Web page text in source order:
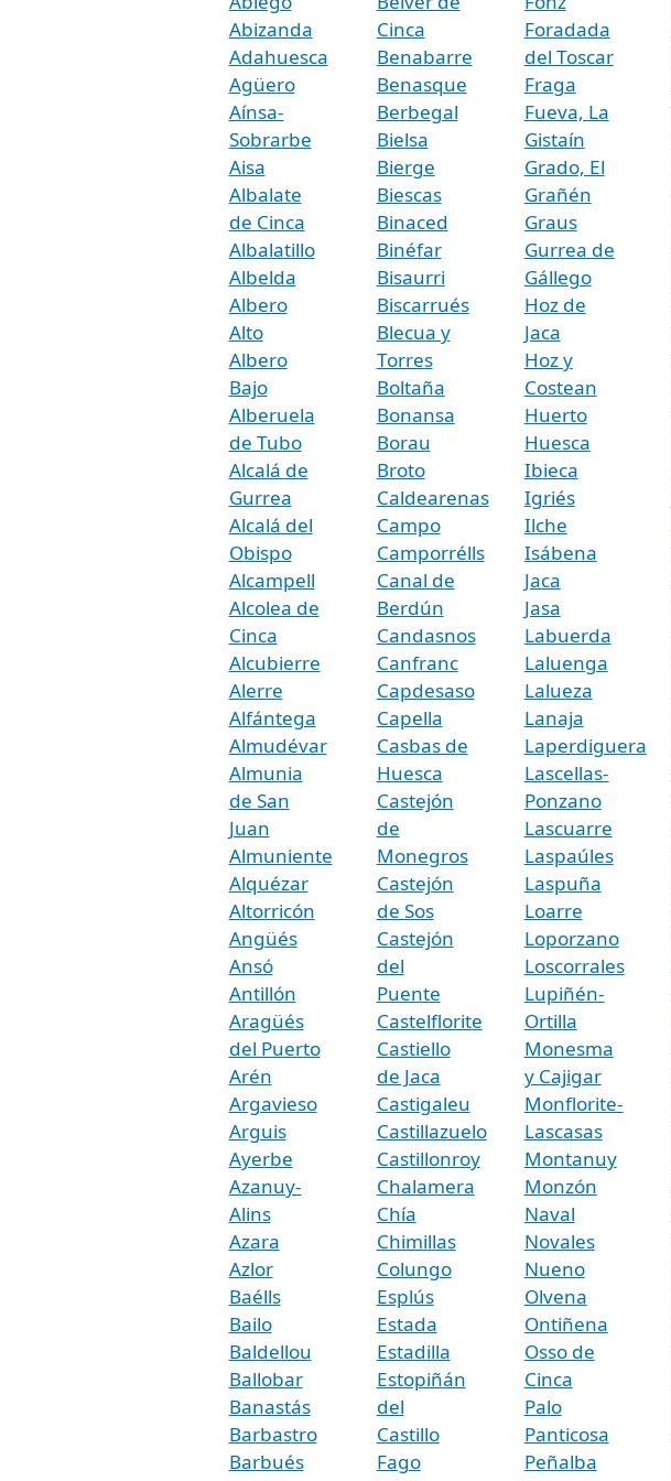
Abizanda
Adahuesca
Agüero
Aínsa-
Sobrarbe
Aisa
Albalate
de Cinca
Albalatillo
Albelda
Albero
Alto
Albero
Bajo
Alberuela
de Tubo
Alcalá de
Gurrea
Alcalá del
Obispo
Alcampell
Alcolea de
Cinca
Alcubierre
Alerre
Alfántega
Almudévar
Almunia
de San
Juan
Almuniente
Alquézar
Altorricón
Angüés
Ansó
Antillón
Aragüés
del Puerto
Arén
Argavieso
Arguis
Ayerbe
Azanuy-
Alins
Azara
Azlor
Baélls
Bailo
Baldellou
Ballobar
Banastás
Barbastro
Barbués
Cinca
Benabarre
Benasque
Berbegal
Bielsa
Bierge
Biescas
Binaced
Binéfar
Bisaurri
Biscarrués
Blecua y
Torres
Boltaña
Bonansa
Borau
Broto
Caldearenas
Campo
Camporrélls
Canal de
Berdún
Candasnos
Canfranc
Capdesaso
Capella
Casbas de
Huesca
Castejón
de
Monegros
Castejón
de Sos
Castejón
del
Puente
Castelflorite
Castiello
de Jaca
Castigaleu
Castillazuelo
Castillonroy
Chalamera
Chía
Chimillas
Colungo
Esplús
Estada
Estadilla
Estopiñán
del
Castillo
Fago
Foradada
del Toscar
Fraga
Fueva, La
Gistaín
Grado, El
Grañén
Graus
Gurrea de
Gállego
Hoz de
Jaca
Hoz y
Costean
Huerto
Huesca
Ibieca
Igriés
Ilche
Isábena
Jaca
Jasa
Labuerda
Laluenga
Lalueza
Lanaja
Laperdiguera
Lascellas-
Ponzano
Lascuarre
Laspaúles
Laspuña
Loarre
Loporzano
Loscorrales
Lupiñén-
Ortilla
Monesma
y Cajigar
Monflorite-
Lascasas
Montanuy
Monzón
Naval
Novales
Nueno
Olvena
Ontiñena
Osso de
Cinca
Palo
Panticosa
Peñalba